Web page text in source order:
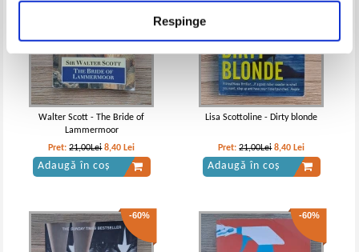
Respinge
Walter Scott - The Bride of
Lammermoor
Pret:21,00Lei 8,40 Lei
Adaugă în coș
Lisa Scottoline - Dirty blonde
Pret:21,00Lei 8,40 Lei
Adaugă în coș
-60% -60%